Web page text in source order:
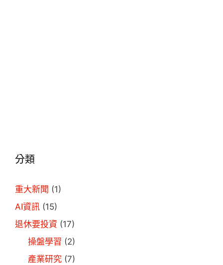
分類
重大新聞 (1)
AI資訊 (15)
退休要投資 (17)
操盤學習 (2)
產業研究(7)